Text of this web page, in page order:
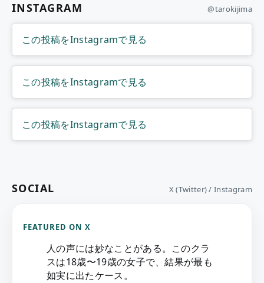
INSTAGRAM @tarokijima
この投稿をInstagramで見る
この投稿をInstagramで見る
この投稿をInstagramで見る
SOCIAL X (Twitter) / Instagram
FEATURED ON X
人の声には妙なことがある。このクラ
スは18歳〜19歳の女子で、結果が最も
如実に出たケース。